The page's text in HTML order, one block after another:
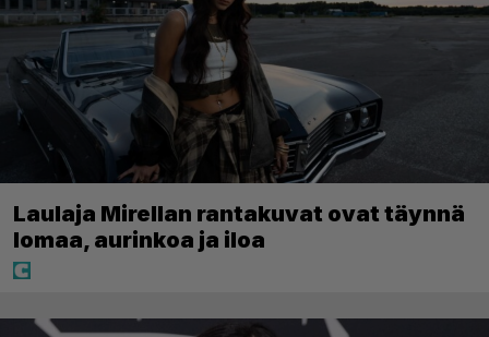
Laulaja Mirellan rantakuvat ovat täynnä
lomaa, aurinkoa ja iloa